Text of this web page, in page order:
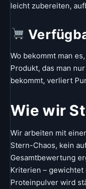
leicht zubereiten,
Wo bekommt man
Produkt, das man
bekommt, verliert
Wie wir
Wir arbeiten mit
Stern-Chaos, kein
Gesamtbewertung
Kriterien – gewichtet
Proteinpulver wird